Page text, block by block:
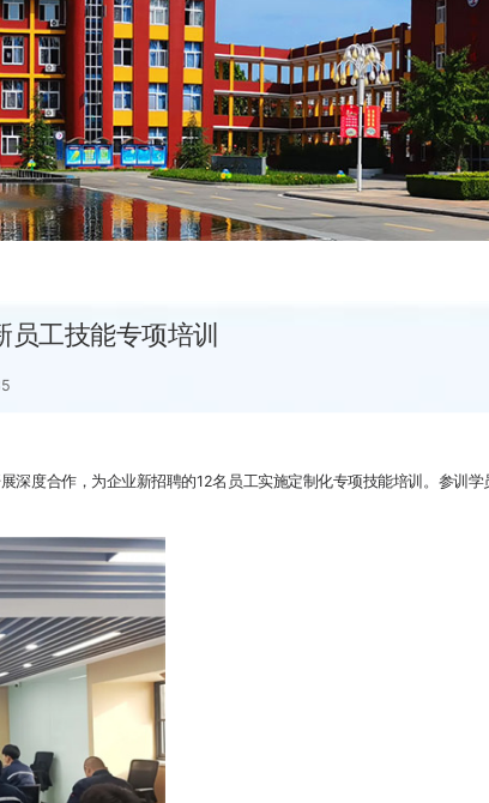
工技能专项培训
度合作，为企业新招聘的12名员工实施定制化专项技能培训。参训学